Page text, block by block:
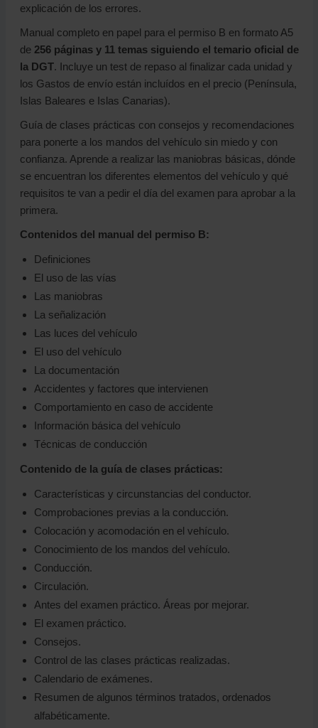
explicación de los errores.
Manual completo en papel para el permiso B en formato A5
de 256 páginas y 11 temas siguiendo el temario oficial de
la DGT. Incluye un test de repaso al finalizar cada unidad y
los Gastos de envío están incluídos en el precio (Península,
Islas Baleares e Islas Canarias).
Guía de clases prácticas con consejos y recomendaciones
para ponerte a los mandos del vehículo sin miedo y con
confianza. Aprende a realizar las maniobras básicas, dónde
se encuentran los diferentes elementos del vehículo y qué
requisitos te van a pedir el día del examen para aprobar a la
primera.
Contenidos del manual del permiso B:
Definiciones
El uso de las vías
Las maniobras
La señalización
Las luces del vehículo
El uso del vehículo
La documentación
Accidentes y factores que intervienen
Comportamiento en caso de accidente
Información básica del vehículo
Técnicas de conducción
Contenido de la guía de clases prácticas:
Características y circunstancias del conductor.
Comprobaciones previas a la conducción.
Colocación y acomodación en el vehículo.
Conocimiento de los mandos del vehículo.
Conducción.
Circulación.
Antes del examen práctico. Áreas por mejorar.
El examen práctico.
Consejos.
Control de las clases prácticas realizadas.
Calendario de exámenes.
Resumen de algunos términos tratados, ordenados
alfabéticamente.